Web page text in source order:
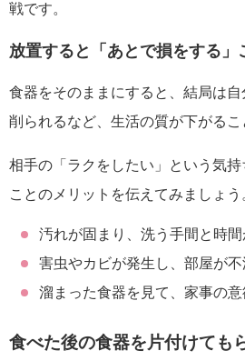
戦です。
放置すると「あとで損をする」
食器をそのままにすると、結局は
削られるなど、生活の質が下がるこ
相手の「ラクをしたい」という気持
ことのメリットを伝えてみましょう
汚れが固まり、洗う手間と時間
害虫やカビが発生し、部屋が不
溜まった食器を見て、家事の
食べた後の食器を片付けても